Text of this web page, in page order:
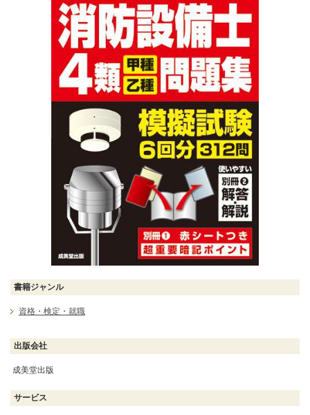
書籍ジャンル
資格・検定・就職
出版会社
成美堂出版
サービス